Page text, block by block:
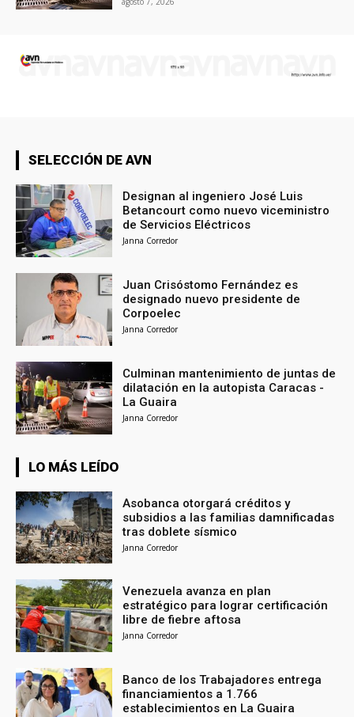
SELECCIÓN DE AVN
Designan al ingeniero José Luis
Betancourt como nuevo viceministro
de Servicios Eléctricos
Janna Corredor
Juan Crisóstomo Fernández es
designado nuevo presidente de
Corpoelec
Janna Corredor
Culminan mantenimiento de juntas de
dilatación en la autopista Caracas -
La Guaira
Janna Corredor
LO MÁS LEÍDO
Asobanca otorgará créditos y
subsidios a las familias damnificadas
tras doblete sísmico
Janna Corredor
Venezuela avanza en plan
estratégico para lograr certificación
libre de fiebre aftosa
Janna Corredor
Banco de los Trabajadores entrega
financiamientos a 1.766
establecimientos en La Guaira